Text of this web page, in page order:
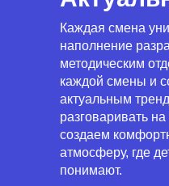
Каждая смена
наполнение
методическим
каждой смены и
актуальным
разговаривать
создаем
атмосферу, где
понимают.